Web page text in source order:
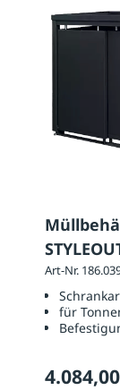
Art-Nr.
für